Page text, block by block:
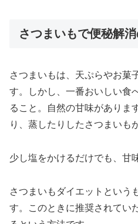
さつまいもで便秘解
さつまいもは、天ぷらやお菓
す。しかし、一番おいしい食
ること。自然の甘味がありま
り、蒸したりしたさつまいも
少し塩をかけるだけでも、甘
さつまいもダイエットという
す。このときに推奨されてい